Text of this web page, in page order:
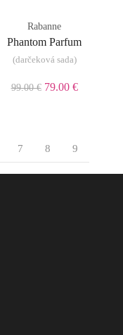
Rabanne
Phantom Parfum
(darčeková sada)
99.00 € 79.00 €
7 8 9